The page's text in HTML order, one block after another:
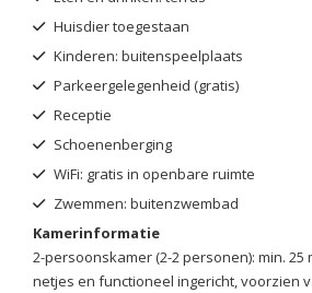
Huisdier toegestaan
Kinderen: buitenspeelplaats
Parkeergelegenheid (gratis)
Receptie
Schoenenberging
WiFi: gratis in openbare ruimte
Zwemmen: buitenzwembad
Kamerinformatie
2-persoonskamer (2-2 personen): min. 25
netjes en functioneel ingericht, voorzien